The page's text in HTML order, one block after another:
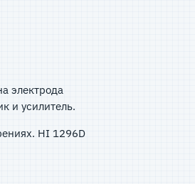
электрода
и усилитель.
HI 1296D